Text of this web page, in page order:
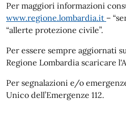
Per maggiori informazioni
www.regione.lombardia.it –
“allerte protezione civile”.
Per essere sempre aggiornati
Regione Lombardia scaricare
Per segnalazioni e/o
Unico dell’Emergenze 112.